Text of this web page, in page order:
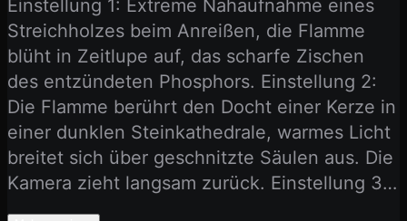
Einstellung 1: Extreme Nahaufnahme eines
Streichholzes beim Anreißen, die Flamme
blüht in Zeitlupe auf, das scharfe Zischen
des entzündeten Phosphors. Einstellung 2:
Die Flamme berührt den Docht einer Kerze in
einer dunklen Steinkathedrale, warmes Licht
breitet sich über geschnitzte Säulen aus. Die
Kamera zieht langsam zurück. Einstellung 3:
Totale des gesamten Kathedraleninneren,